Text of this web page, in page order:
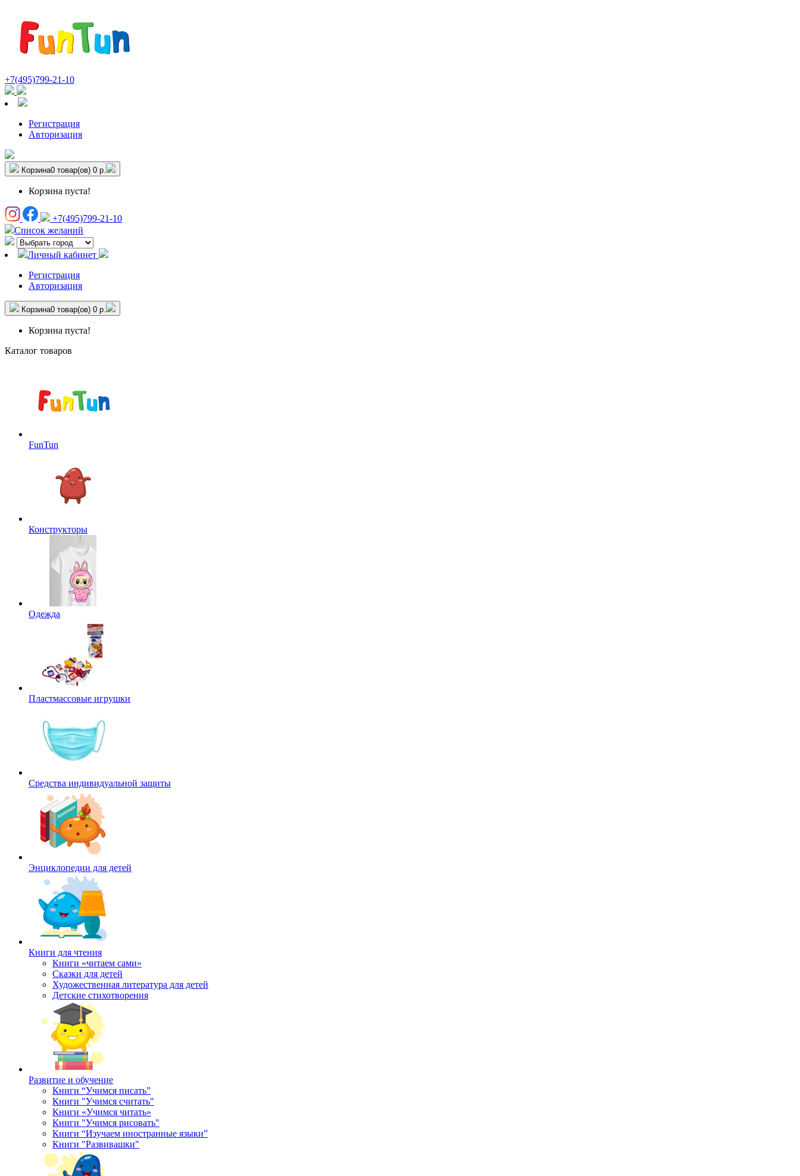
+7(495)799-21-10
Регистрация
Авторизация
Корзина0 товар(ов) 0 р.
Корзина пуста!
+7(495)799-21-10
Список желаний
Личный кабинет
Регистрация
Авторизация
Корзина0 товар(ов) 0 р.
Корзина пуста!
Каталог товаров
FunTun
Конструкторы
Одежда
Пластмассовые игрушки
Средства индивидуальной защиты
Энциклопедии для детей
Книги для чтения
Книги «читаем сами»
Сказки для детей
Художественная литература для детей
Детские стихотворения
Развитие и обучение
Книги “Учимся писать”
Книги "Учимся считать"
Книги «Учимся читать»
Книги "Учимся рисовать"
Книги “Изучаем иностранные языки”
Книги "Развивашки"